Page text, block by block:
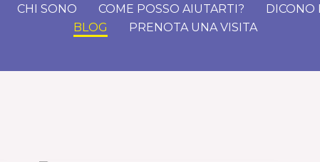
CHI SONO COME POSSO AIUTARTI?
DICONO
BLOG
PRENOTA UNA VISITA